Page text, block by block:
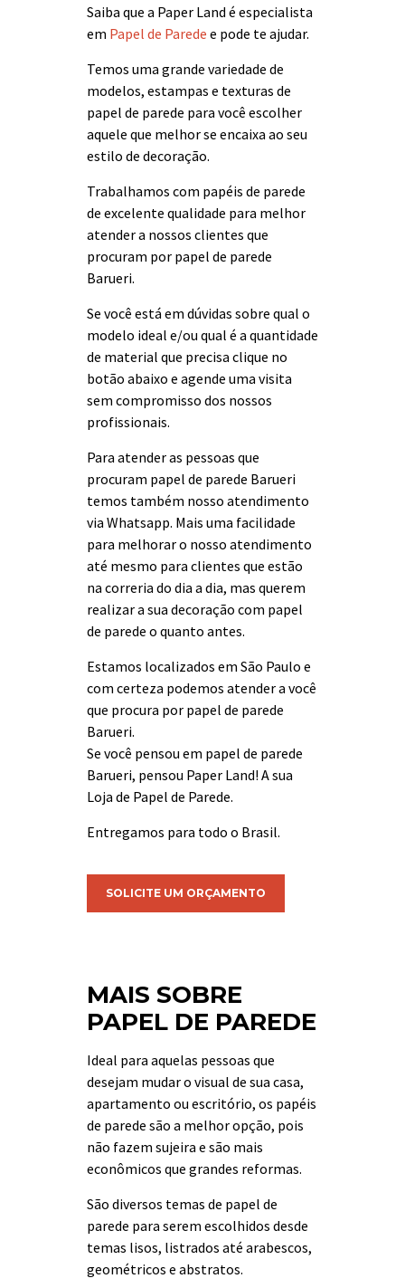
Saiba que a Paper Land é especialista
em Papel de Parede e pode te ajudar.
Temos uma grande variedade de
modelos, estampas e texturas de
papel de parede para você escolher
aquele que melhor se encaixa ao seu
estilo de decoração.
Trabalhamos com papéis de parede
de excelente qualidade para melhor
atender a nossos clientes que
procuram por papel de parede
Barueri.
Se você está em dúvidas sobre qual o
modelo ideal e/ou qual é a quantidade
de material que precisa clique no
botão abaixo e agende uma visita
sem compromisso dos nossos
profissionais.
Para atender as pessoas que
procuram papel de parede Barueri
temos também nosso atendimento
via Whatsapp. Mais uma facilidade
para melhorar o nosso atendimento
até mesmo para clientes que estão
na correria do dia a dia, mas querem
realizar a sua decoração com papel
de parede o quanto antes.
Estamos localizados em São Paulo e
com certeza podemos atender a você
que procura por papel de parede
Barueri.
Se você pensou em papel de parede
Barueri, pensou Paper Land! A sua
Loja de Papel de Parede.
Entregamos para todo o Brasil.
SOLICITE UM ORÇAMENTO
MAIS SOBRE
PAPEL DE PAREDE
Ideal para aquelas pessoas que
desejam mudar o visual de sua casa,
apartamento ou escritório, os papéis
de parede são a melhor opção, pois
não fazem sujeira e são mais
econômicos que grandes reformas.
São diversos temas de papel de
parede para serem escolhidos desde
temas lisos, listrados até arabescos,
geométricos e abstratos.